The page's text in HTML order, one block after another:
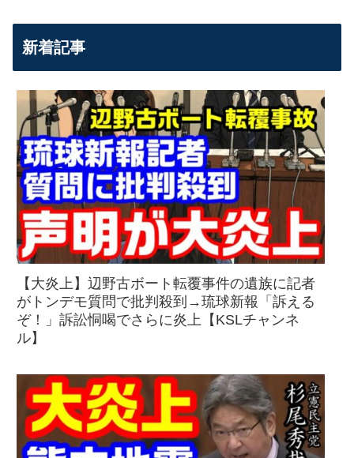
新着記事
【大炎上】辺野古ボート転覆事件の遺族に記者
がトンデモ質問で批判殺到→琉球新報「訴える
ぞ！」訴訟恫喝でさらに炎上【KSLチャンネ
ル】